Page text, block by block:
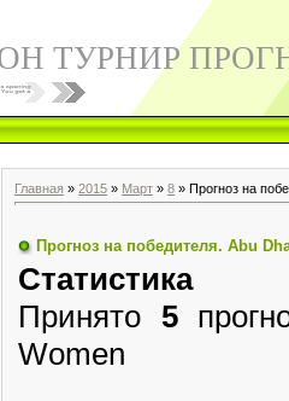
ТУРНИР
Главная » 2015 » Март » 8 » Прогноз на
Прогноз на победителя. Abu
Cтатистика
Принято 5
Women